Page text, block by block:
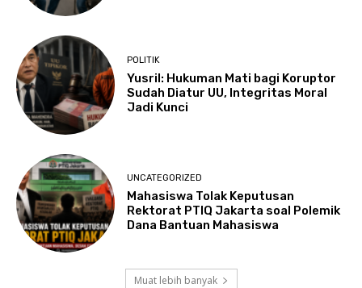
POLITIK
Yusril: Hukuman Mati bagi Koruptor
Sudah Diatur UU, Integritas Moral
Jadi Kunci
UNCATEGORIZED
Mahasiswa Tolak Keputusan
Rektorat PTIQ Jakarta soal Polemik
Dana Bantuan Mahasiswa
Muat lebih banyak